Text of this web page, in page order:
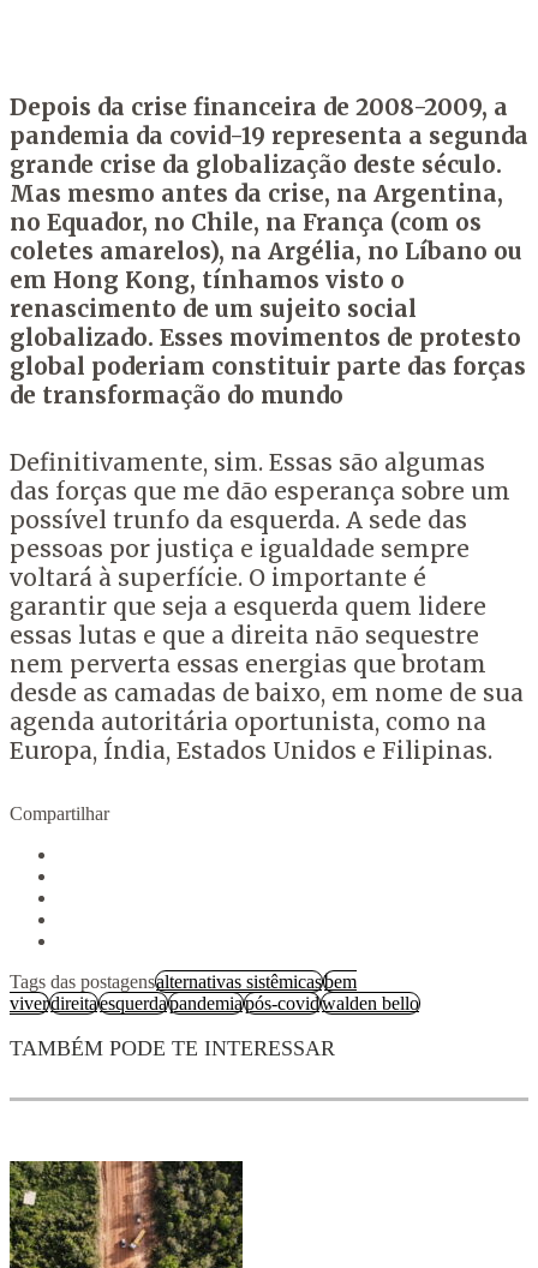
Depois da crise financeira de 2008-2009, a
pandemia da covid-19 representa a segunda
grande crise da globalização deste século.
Mas mesmo antes da crise, na Argentina,
no Equador, no Chile, na França (com os
coletes amarelos), na Argélia, no Líbano ou
em Hong Kong, tínhamos visto o
renascimento de um sujeito social
globalizado. Esses movimentos de protesto
global poderiam constituir parte das forças
de transformação do mundo
Definitivamente, sim. Essas são algumas
das forças que me dão esperança sobre um
possível trunfo da esquerda. A sede das
pessoas por justiça e igualdade sempre
voltará à superfície. O importante é
garantir que seja a esquerda quem lidere
essas lutas e que a direita não sequestre
nem perverta essas energias que brotam
desde as camadas de baixo, em nome de sua
agenda autoritária oportunista, como na
Europa, Índia, Estados Unidos e Filipinas.
Compartilhar
Tags das postagensalternativas sistêmicasbem
viverdireitaesquerdapandemiapós-covidwalden bello
TAMBÉM PODE TE INTERESSAR